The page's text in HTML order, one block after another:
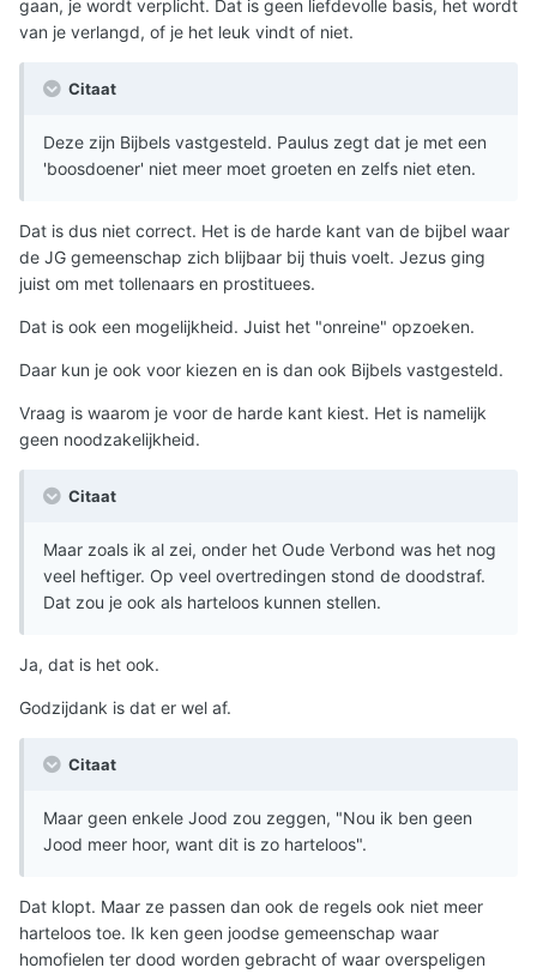
gaan, je wordt verplicht. Dat is geen liefdevolle basis, het wordt
van je verlangd, of je het leuk vindt of niet.
Citaat
Deze zijn Bijbels vastgesteld. Paulus zegt dat je met een
'boosdoener' niet meer moet groeten en zelfs niet eten.
Dat is dus niet correct. Het is de harde kant van de bijbel waar
de JG gemeenschap zich blijbaar bij thuis voelt. Jezus ging
juist om met tollenaars en prostituees.
Dat is ook een mogelijkheid. Juist het "onreine" opzoeken.
Daar kun je ook voor kiezen en is dan ook Bijbels vastgesteld.
Vraag is waarom je voor de harde kant kiest. Het is namelijk
geen noodzakelijkheid.
Citaat
Maar zoals ik al zei, onder het Oude Verbond was het nog
veel heftiger. Op veel overtredingen stond de doodstraf.
Dat zou je ook als harteloos kunnen stellen.
Ja, dat is het ook.
Godzijdank is dat er wel af.
Citaat
Maar geen enkele Jood zou zeggen, "Nou ik ben geen
Jood meer hoor, want dit is zo harteloos".
Dat klopt. Maar ze passen dan ook de regels ook niet meer
harteloos toe. Ik ken geen joodse gemeenschap waar
homofielen ter dood worden gebracht of waar overspeligen